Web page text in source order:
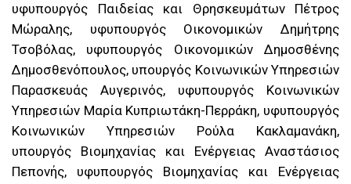
υφυπουργός Παιδείας και Θρησκευμάτων Πέτρος
Μώραλης, υφυπουργός Οικονομικών Δημήτρης
Τσοβόλας, υφυπουργός Οικονομικών Δημοσθένης
Δημοσθενόπουλος, υπουργός Κοινωνικών Υπηρεσιών
Παρασκευάς Αυγερινός, υφυπουργός Κοινωνικών
Υπηρεσιών Μαρία Κυπριωτάκη-Περράκη, υφυπουργός
Κοινωνικών Υπηρεσιών Ρούλα Κακλαμανάκη,
υπουργός Βιομηχανίας και Ενέργειας Αναστάσιος
Πεπονής, υφυπουργός Βιομηχανίας και Ενέργειας